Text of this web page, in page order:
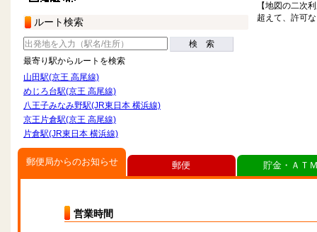
ルート検索
検 索
最寄り駅からルートを検索
山田駅(京王 高尾線)
めじろ台駅(京王 高尾線)
八王子みなみ野駅(JR東日本 横浜線)
京王片倉駅(京王 高尾線)
片倉駅(JR東日本 横浜線)
【地図の二次
超えて、許可
郵便局からのお知らせ
営業時間
郵便 貯金・ＡＴ